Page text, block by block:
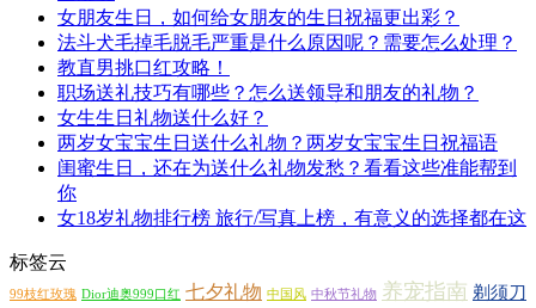
女朋友生日，如何给女朋友的生日祝福更出彩？
法斗犬毛掉毛脱毛严重是什么原因呢？需要怎么处理？
教直男挑口红攻略！
职场送礼技巧有哪些？怎么送领导和朋友的礼物？
女生生日礼物送什么好？
两岁女宝宝生日送什么礼物？两岁女宝宝生日祝福语
闺蜜生日，还在为送什么礼物发愁？看看这些准能帮到
你
女18岁礼物排行榜 旅行/写真上榜，有意义的选择都在这
标签云
99枝红玫瑰 Dior迪奥999口红 七夕礼物 中国风 中秋节礼物 养宠指南 剃须刀